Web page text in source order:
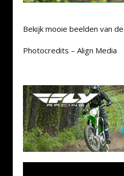
Bekijk mooie beelden van
Photocredits – Align Media